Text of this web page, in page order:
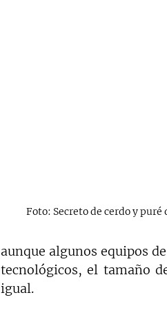
Foto: Secreto de cerdo y puré
aunque algunos equipos
tecnológicos, el tamaño
igual.